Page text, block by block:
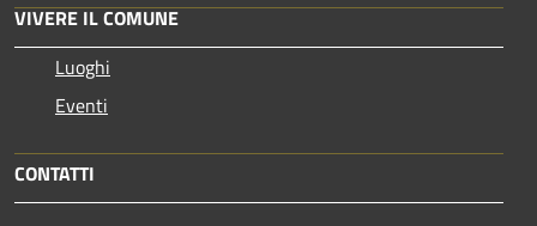
VIVERE IL COMUNE
Luoghi
Eventi
CONTATTI